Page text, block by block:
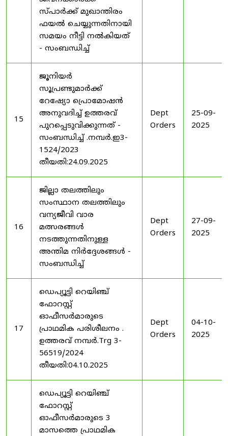
സ്പാർക്ക് മുഖാന്തിരം
ഫയൽ ചെയ്യുന്നതിനായി
സമയം നീട്ടി നൽകിയത്
- സംബന്ധിച്ച്
15
ജൂനിയർ
സൂപ്രണ്ടുമാർക്ക്
റേഷ്യോ പ്രൊമോഷൻ
അനുവദിച്ച് ഉത്തരവ്
പുറപ്പെടുവിക്കുന്നത് -
സംബന്ധിച്ച് .നമ്പർ.ഇ3-
1524/2023
തീയതി:24.09.2025
Dept
Orders
25-09-
2025
16
ജില്ലാ തലത്തിലും
സംസ്ഥാന തലത്തിലും
വന്യജീവി വാര
മത്സരങ്ങൾ
നടത്തുന്നതിനുള്ള
അന്തിമ നിർദ്ദേശങ്ങൾ -
സംബന്ധിച്ച്
Dept
Orders
27-09-
2025
17
ഡെപ്യൂട്ടി റെയിഞ്ച്
ഫോറസ്റ്റ്
ഓഫീസർമാരുടെ
പ്രാഥമിക പരിശീലനം .
ഉത്തരവ് നമ്പർ.Trg 3-
56519/2024
തീയതി:04.10.2025
Dept
Orders
04-10-
2025
ഡെപ്യൂട്ടി റെയിഞ്ച്
ഫോറസ്റ്റ്
ഓഫീസർമാരുടെ 3
മാസത്തെ പ്രാഥമിക